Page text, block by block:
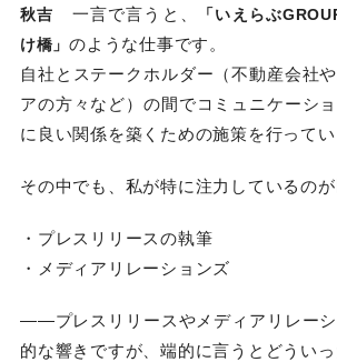
秋吉 一言で言うと、
「いえらぶ
け橋」のような仕事です。
自社とステークホルダー（不動産会社
アの方々など）の間でコミュニケーシ
に良い関係を築くための施策を行ってい
その中でも、私が特に注力しているのが
・プレスリリースの執筆
・メディアリレーションズ
――プレスリリースやメディアリレー
的な響きですが、端的に言うとどうい